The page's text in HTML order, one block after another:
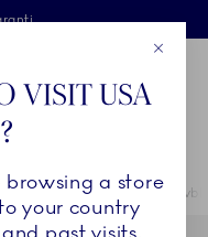
kr. og fri retur
Musselmalet
VISIT USA
browsing a store
your country